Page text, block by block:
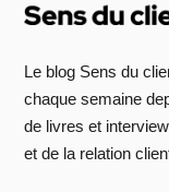
Le blog Sens du
chaque semaine
de livres et
et de la relation